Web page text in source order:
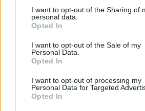
not limited to your visit or usage
grant or deny consent to Google and
use your data for below specified
consent section.
I want to opt-out of the Sharing of
personal data.
Opted In
I want to opt-out of the Sale of my
Personal Data.
Opted In
I want to opt-out of processing my
Personal Data for Targeted
Opted In
ΣΟΚ με άγριο ξυλοδαρμό
Λυκείου: Σταμάτησαν να τον
Συντάξεις – επιδόματα:
Σχολικές αργίες: Τι ισχύει για